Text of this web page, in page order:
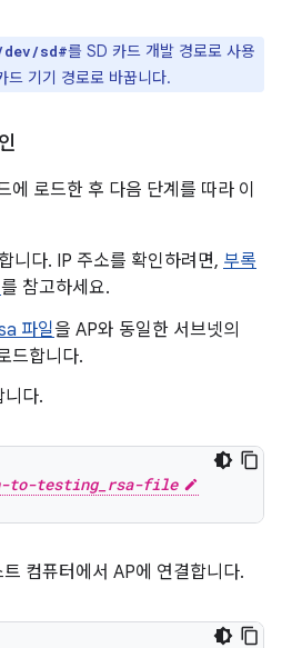
dev/sd#를 SD 카드 개발 경로로 사용
드 기기 경로로 바꿉니다.
로드한 후 다음 단계를 따라 이
니다. IP 주소를 확인하려면, 부록
를 참고하세요.
파일을 AP와 동일한 서브넷의
드합니다.
니다.
to-testing_rsa-file
컴퓨터에서 AP에 연결합니다.